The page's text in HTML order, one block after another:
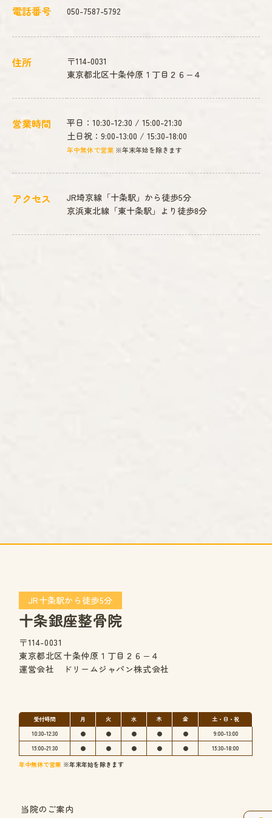
電話番号 050-7587-5792
住所
〒114-0031
東京都北区十条仲原１丁目２６−４
営業時間
平日：10:30-12:30 / 15:00-21:30
土日祝：9:00-13:00 / 15:30-18:00
年中無休で営業 ※年末年始を除きます
アクセス
JR埼京線「十条駅」から徒歩5分
京浜東北線「東十条駅」より徒歩8分
JR十条駅から徒歩5分
十条銀座整骨院
〒114-0031
東京都北区十条仲原１丁目２６−４
運営会社 ドリームジャパン株式会社
受付時間 月 火 水 木 金
土・日・祝
10:30-12:30
● ● ● ● ●
9:00-13:00
15:00-21:30
● ● ● ● ● 15:30-18:00
年中無休で営業 ※年末年始を除きます
当院のご案内